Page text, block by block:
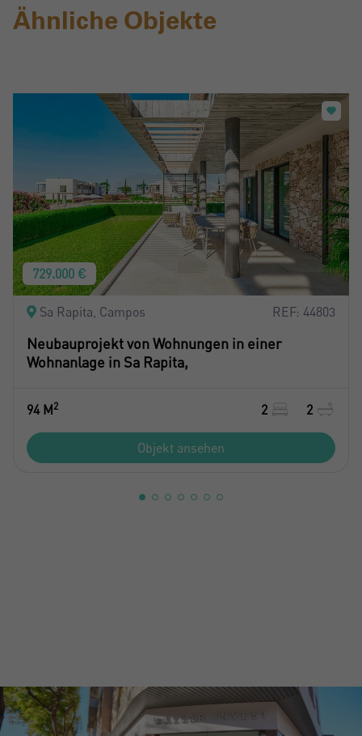
Ähnliche Objekte
729.000 €
Sa Rapita, Campos REF: 44803
Neubauprojekt von Wohnungen in einer
Wohnanlage in Sa Rapita,
94 M2 2 2
Objekt ansehen